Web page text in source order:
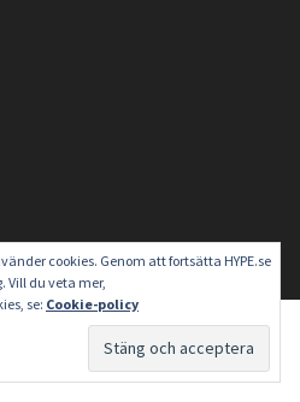
cookies. Genom att fortsätta HYPE.se
Vill du veta mer,
se: Cookie-policy